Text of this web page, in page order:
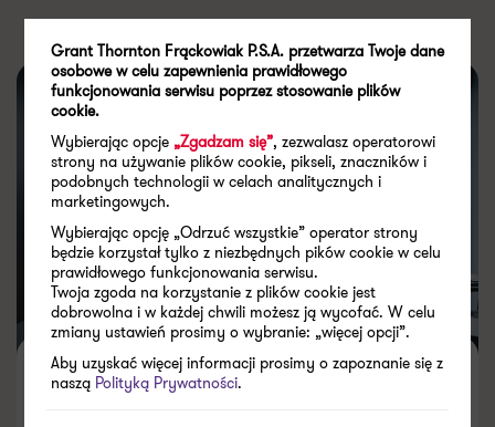
Gotowość firm na JPK CIT. Opinie
Grant Thornton Frąckowiak P.S.A. przetwarza Twoje dane
osobowe w celu zapewnienia prawidłowego
funkcjonowania serwisu poprzez stosowanie plików
cookie.
Wybierając opcje„Zgadzam się”, zezwalasz operatorowi
strony na używanie plików cookie, pikseli, znaczników i
podobnych technologii w celach analitycznych i
marketingowych.
Wybierając opcję „Odrzuć wszystkie” operator strony
będzie korzystał tylko z niezbędnych pików cookie w celu
prawidłowego funkcjonowania serwisu.
Twoja zgoda na korzystanie z plików cookie jest
dobrowolna i w każdej chwili możesz ją wycofać. W celu
zmiany ustawień prosimy o wybranie: „więcej opcji”.
Aby uzyskać więcej informacji prosimy o zapoznanie się z
naszą Polityką Prywatności.